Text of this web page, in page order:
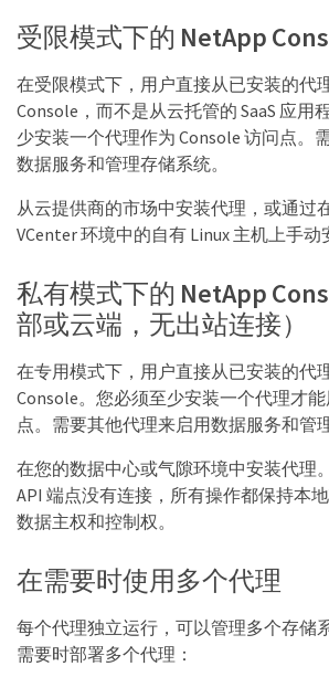
受限模式下的 NetApp
在受限模式下，用户直接从已安装的代
Console，而不是从云托管的 SaaS 应用
少安装一个代理作为 Console 访问点。
数据服务和管理存储系统。
从云提供商的市场中安装代理，或通过
VCenter 环境中的自有 Linux 主机上手动
私有模式下的 NetApp
部或云端，无出站连接）
在专用模式下，用户直接从已安装的代
Console。您必须至少安装一个代理才能
点。需要其他代理来启用数据服务和管
在您的数据中心或气隙环境中安装代理
API 端点没有连接，所有操作都保持本
数据主权和控制权。
在需要时使用多个代理
每个代理独立运行，可以管理多个存储
需要时部署多个代理：